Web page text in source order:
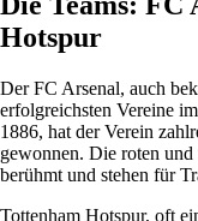
Hotspur
Der FC Arsenal, auch
erfolgreichsten Vereine
1886, hat der Verein
gewonnen. Die roten
berühmt und stehen für
Tottenham Hotspur, oft